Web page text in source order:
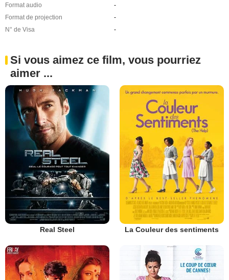
Format audio
-
Format de projection
-
N° de Visa
-
Si vous aimez ce film, vous pourriez
aimer ...
Real Steel La Couleur des sentiments